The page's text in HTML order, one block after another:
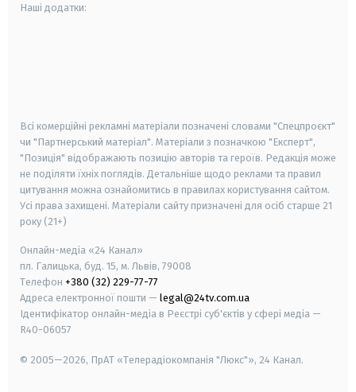
Наші додатки:
Всі комерційні рекламні матеріали позначені словами "Спецпроєкт"
чи "Партнерський матеріал". Матеріали з позначкою "Експерт",
"Позиція" відображають позицію авторів та героїв. Редакція може
не поділяти їхніх поглядів. Детальніше щодо реклами та правил
цитування можна ознайомитись в правилах користування сайтом.
Усі права захищені. Матеріали сайту призначені для осіб старше 21
року (21+)
Онлайн-медіа «24 Канал»
пл. Галицька, буд. 15, м. Львів, 79008
Телефон +380 (32) 229-77-77
Адреса електронної пошти — legal@24tv.com.ua
Ідентифікатор онлайн-медіа в Реєстрі суб'єктів у сфері медіа —
R40-06057
© 2005—2026, ПрАТ «Телерадіокомпанія "Люкс"», 24 Канал.